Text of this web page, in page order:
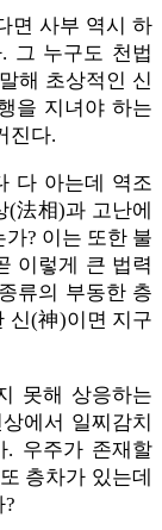
면 사부 역시 하
그 누구도 천법
해 초상적인 신
을 지녀야 하는
진다.
다 아는데 역조
法相)과 고난에
? 이는 또한 불
이렇게 큰 법력
류의 부동한 층
신(神)이면 지구
못해 상응하는
에서 일찌감치
. 우주가 존재할
층차가 있는데